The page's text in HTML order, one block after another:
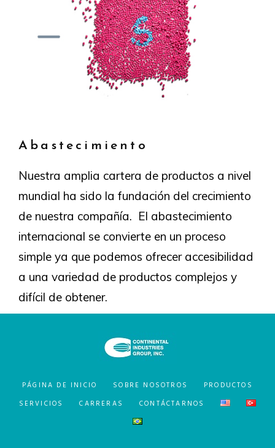
Abastecimiento
Nuestra amplia cartera de productos a nivel
mundial ha sido la fundación del crecimiento
de nuestra compañía. El abastecimiento
internacional se convierte en un proceso
simple ya que podemos ofrecer accesibilidad
a una variedad de productos complejos y
difícil de obtener.
PÁGINA DE INICIO SOBRE NOSOTROS
PRODUCTOS
SERVICIOS
CARRERAS CONTÁCTARNOS